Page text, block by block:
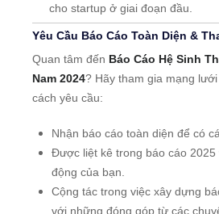
cho startup ở giai đoạn đầu.
Yêu Cầu Báo Cáo Toàn Diện &
Quan tâm đến Báo Cáo Hệ Sinh
Nam 2024? Hãy tham gia mạng
cách yêu cầu:
Nhận báo cáo toàn diện để có
Được liệt kê trong báo cáo 2025
động của bạn.
Cộng tác trong việc xây dựng
với những đóng góp từ các